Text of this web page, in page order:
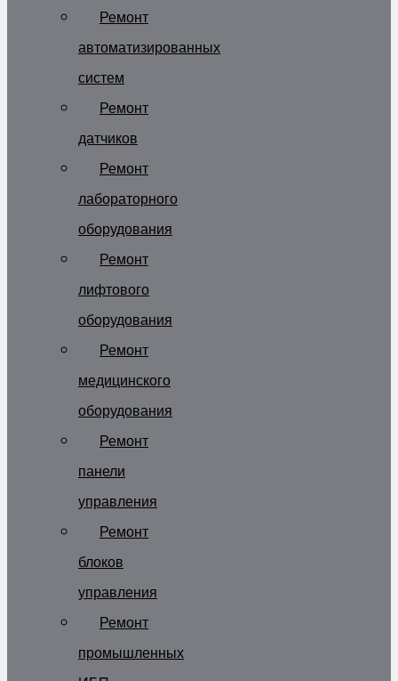
Ремонт
автоматизированных
систем
Ремонт
датчиков
Ремонт
лабораторного
оборудования
Ремонт
лифтового
оборудования
Ремонт
медицинского
оборудования
Ремонт
панели
управления
Ремонт
блоков
управления
Ремонт
промышленных